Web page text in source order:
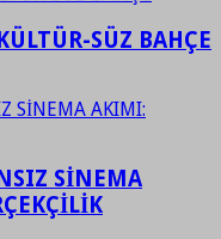
SÜZ BAHÇE
SİNEMA